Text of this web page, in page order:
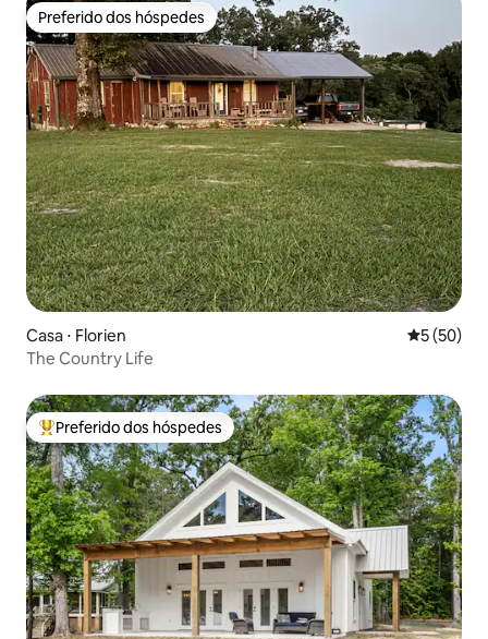
Preferido dos hóspedes
Preferido dos hóspedes
Casa ⋅ Florien 5 de uma
5 (50)
The Country Life
Entre os melhores preferidos dos hóspedes
Preferido dos hóspedes